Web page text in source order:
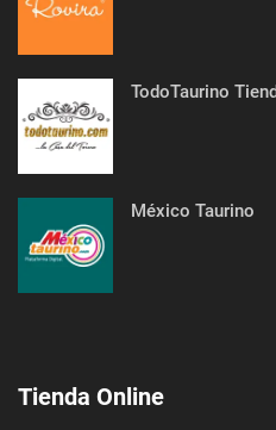
TodoTaurino
México Taurino
Tienda Online